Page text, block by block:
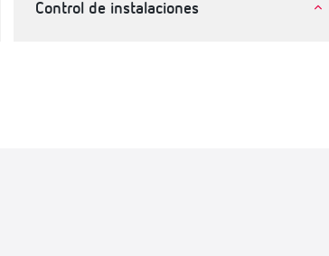
Control de instalaciones